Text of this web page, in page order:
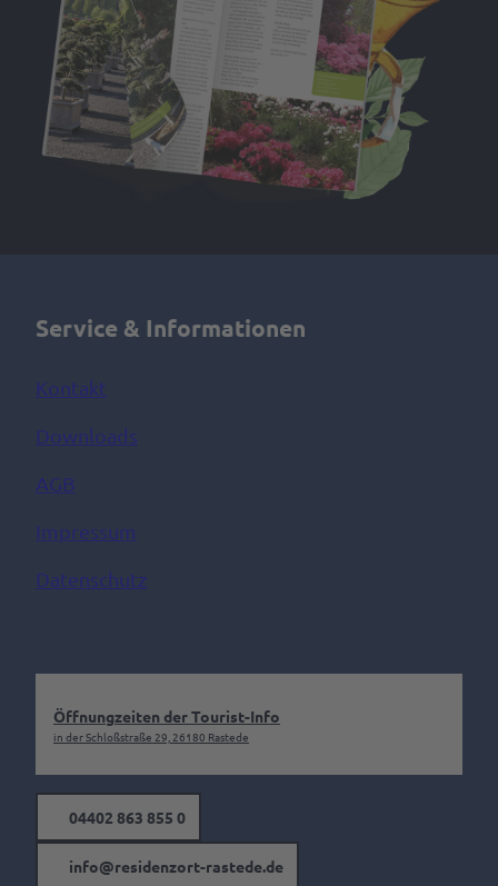
Service & Informationen
Kontakt
Downloads
AGB
Impressum
Datenschutz
Öffnungzeiten der Tourist-Info
in der Schloßstraße 29, 26180 Rastede
04402 863 855 0
info@residenzort-rastede.de